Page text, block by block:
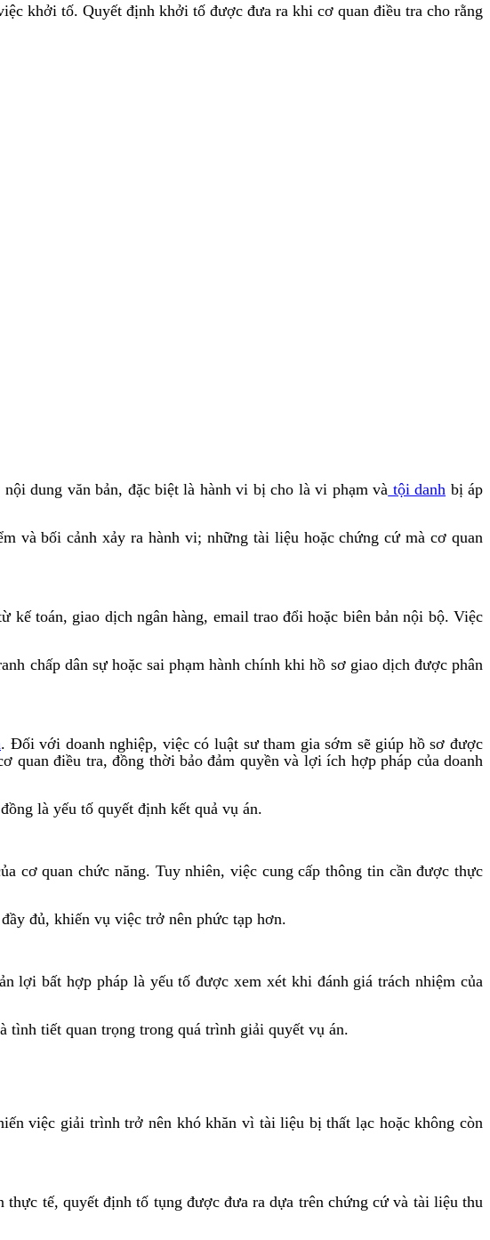
khởi tố. Quyết định khởi tố được đưa ra khi cơ quan điều tra cho rằng
dung văn bản, đặc biệt là hành vi bị cho là vi phạm và tội danh bị áp
và bối cảnh xảy ra hành vi; những tài liệu hoặc chứng cứ mà cơ quan
kế toán, giao dịch ngân hàng, email trao đổi hoặc biên bản nội bộ. Việc
chấp dân sự hoặc sai phạm hành chính khi hồ sơ giao dịch được phân
. Đối với doanh nghiệp, việc có luật sư tham gia sớm sẽ giúp hồ sơ được
điều tra, đồng thời bảo đảm quyền và lợi ích hợp pháp của doanh
là yếu tố quyết định kết quả vụ án.
cơ quan chức năng. Tuy nhiên, việc cung cấp thông tin cần được thực
đủ, khiến vụ việc trở nên phức tạp hơn.
lợi bất hợp pháp là yếu tố được xem xét khi đánh giá trách nhiệm của
tình tiết quan trọng trong quá trình giải quyết vụ án.
việc giải trình trở nên khó khăn vì tài liệu bị thất lạc hoặc không còn
tế, quyết định tố tụng được đưa ra dựa trên chứng cứ và tài liệu thu